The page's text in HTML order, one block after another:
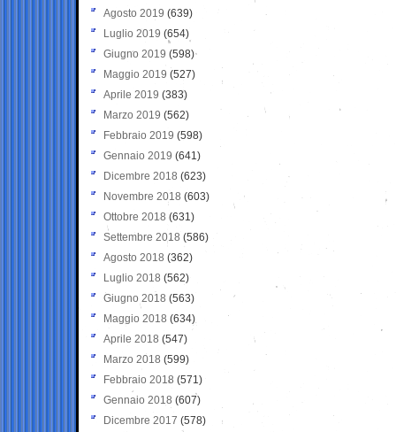
Agosto 2019 (639)
Luglio 2019 (654)
Giugno 2019 (598)
Maggio 2019 (527)
Aprile 2019 (383)
Marzo 2019 (562)
Febbraio 2019 (598)
Gennaio 2019 (641)
Dicembre 2018 (623)
Novembre 2018 (603)
Ottobre 2018 (631)
Settembre 2018 (586)
Agosto 2018 (362)
Luglio 2018 (562)
Giugno 2018 (563)
Maggio 2018 (634)
Aprile 2018 (547)
Marzo 2018 (599)
Febbraio 2018 (571)
Gennaio 2018 (607)
Dicembre 2017 (578)